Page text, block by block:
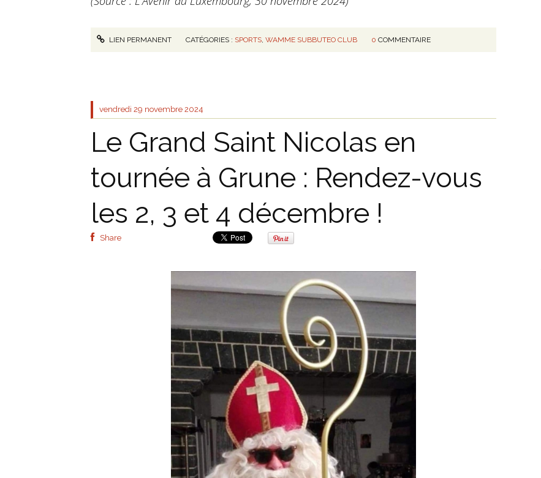
LIEN PERMANENT CATÉGORIES : SPORTS,WAMME SUBBUTEO CLUB 0 COMMENTAIRE
vendredi 29 novembre 2024
Le Grand Saint Nicolas en
tournée à Grune : Rendez-vous
les 2, 3 et 4 décembre !
Share